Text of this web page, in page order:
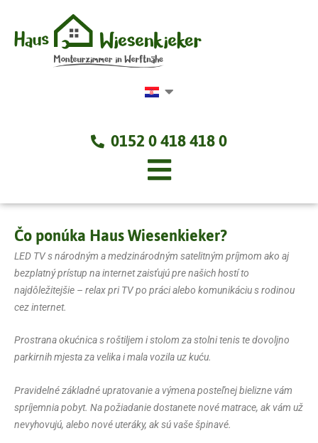
content
0152 0 418 418 0
Čo ponúka Haus Wiesenkieker?
LED TV s národným a medzinárodným satelitným príjmom ako aj
bezplatný prístup na internet zaisťujú pre našich hostí to
najdôležitejšie – relax pri TV po práci alebo komunikáciu s rodinou
cez internet.
Prostrana okućnica s roštiljem i stolom za stolni tenis te dovoljno
parkirnih mjesta za velika i mala vozila uz kuću.
Pravidelné základné upratovanie a výmena posteľnej bielizne vám
spríjemnia pobyt. Na požiadanie dostanete nové matrace, ak vám už
nevyhovujú, alebo nové uteráky, ak sú vaše špinavé.